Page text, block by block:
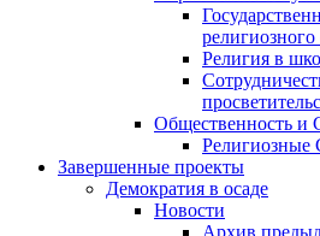
Религия в
Общественность
Завершенные проекты
Демократия в осаде
Новости
Архив